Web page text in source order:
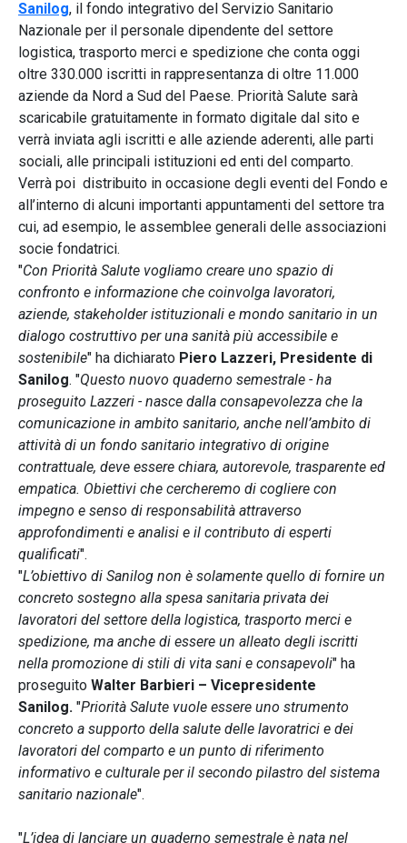
Sanilog, il fondo integrativo del Servizio Sanitario
Nazionale per il personale dipendente del settore
logistica, trasporto merci e spedizione che conta oggi
oltre 330.000 iscritti in rappresentanza di oltre 11.000
aziende da Nord a Sud del Paese. Priorità Salute sarà
scaricabile gratuitamente in formato digitale dal sito e
verrà inviata agli iscritti e alle aziende aderenti, alle parti
sociali, alle principali istituzioni ed enti del comparto.
Verrà poi distribuito in occasione degli eventi del Fondo e
all’interno di alcuni importanti appuntamenti del settore tra
cui, ad esempio, le assemblee generali delle associazioni
socie fondatrici.
"Con Priorità Salute vogliamo creare uno spazio di
confronto e informazione che coinvolga lavoratori,
aziende, stakeholder istituzionali e mondo sanitario in un
dialogo costruttivo per una sanità più accessibile e
sostenibile" ha dichiarato Piero Lazzeri, Presidente di
Sanilog. "Questo nuovo quaderno semestrale - ha
proseguito Lazzeri - nasce dalla consapevolezza che la
comunicazione in ambito sanitario, anche nell’ambito di
attività di un fondo sanitario integrativo di origine
contrattuale, deve essere chiara, autorevole, trasparente ed
empatica. Obiettivi che cercheremo di cogliere con
impegno e senso di responsabilità attraverso
approfondimenti e analisi e il contributo di esperti
qualificati".
"L’obiettivo di Sanilog non è solamente quello di fornire un
concreto sostegno alla spesa sanitaria privata dei
lavoratori del settore della logistica, trasporto merci e
spedizione, ma anche di essere un alleato degli iscritti
nella promozione di stili di vita sani e consapevoli" ha
proseguito Walter Barbieri – Vicepresidente
Sanilog. "Priorità Salute vuole essere uno strumento
concreto a supporto della salute delle lavoratrici e dei
lavoratori del comparto e un punto di riferimento
informativo e culturale per il secondo pilastro del sistema
sanitario nazionale".
"L’idea di lanciare un quaderno semestrale è nata nel